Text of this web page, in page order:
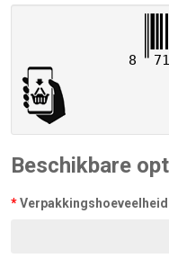
8
Beschikbare
Verpakkingshoeveelheid